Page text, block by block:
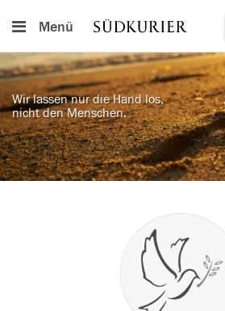
Menü
Wir lassen nur die Hand los,
nicht den Menschen.